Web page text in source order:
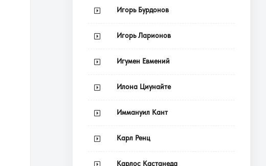
Игорь Бурдонов
Игорь Ларионов
Игумен Евмений
Илона Циунайте
Иммануил Кант
Карл Ренц
Карлос Кастанеда